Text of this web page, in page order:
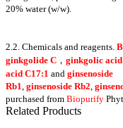
20% water (w/w).
2.2. Chemicals and reagents.
ginkgolide C ， ginkgolic acid
acid C17:1 and ginsenoside
Rb1, ginsenoside Rb2,
purchased from Biopurify
Related Products